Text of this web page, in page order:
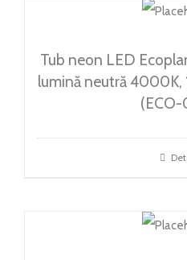
Tub neon LED
lumină neutră 4000K,
(ECO-